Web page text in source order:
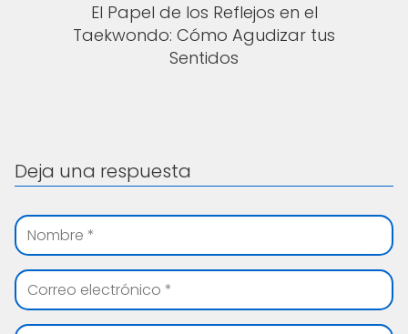
El Papel de los Reflejos en el
Taekwondo: Cómo Agudizar tus
Sentidos
Deja una respuesta